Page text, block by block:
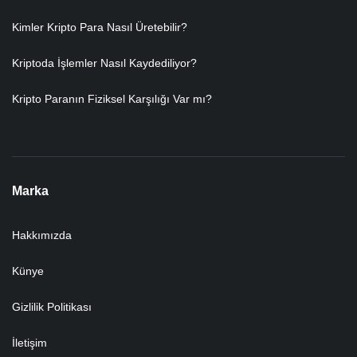
Kimler Kripto Para Nasıl Üretebilir?
Kriptoda İşlemler Nasıl Kaydediliyor?
Kripto Paranın Fiziksel Karşılığı Var mı?
Marka
Hakkımızda
Künye
Gizlilik Politikası
İletişim